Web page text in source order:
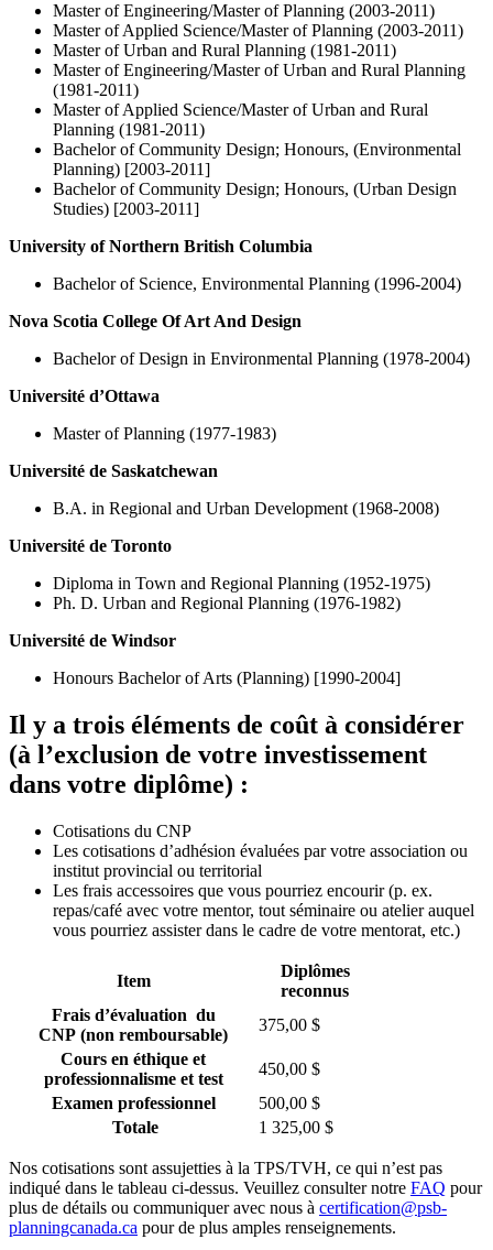
Master of Engineering/Master of Planning (2003-2011)
Master of Applied Science/Master of Planning (2003-2011)
Master of Urban and Rural Planning (1981-2011)
Master of Engineering/Master of Urban and Rural Planning
(1981-2011)
Master of Applied Science/Master of Urban and Rural
Planning (1981-2011)
Bachelor of Community Design; Honours, (Environmental
Planning) [2003-2011]
Bachelor of Community Design; Honours, (Urban Design
Studies) [2003-2011]
University of Northern British Columbia
Bachelor of Science, Environmental Planning (1996-2004)
Nova Scotia College Of Art And Design
Bachelor of Design in Environmental Planning (1978-2004)
Université d’Ottawa
Master of Planning (1977-1983)
Université de Saskatchewan
B.A. in Regional and Urban Development (1968-2008)
Université de Toronto
Diploma in Town and Regional Planning (1952-1975)
Ph. D. Urban and Regional Planning (1976-1982)
Université de Windsor
Honours Bachelor of Arts (Planning) [1990-2004]
Il y a trois éléments de coût à considérer
(à l’exclusion de votre investissement
dans votre diplôme) :
Cotisations du CNP
Les cotisations d’adhésion évaluées par votre association ou
institut provincial ou territorial
Les frais accessoires que vous pourriez encourir (p. ex.
repas/café avec votre mentor, tout séminaire ou atelier auquel
vous pourriez assister dans le cadre de votre mentorat, etc.)
Item
Diplômes
reconnus
Frais d’évaluation du
CNP (non remboursable)
375,00 $
Cours en éthique et
professionnalisme et test
450,00 $
Examen professionnel
500,00 $
Totale
1 325,00 $
Nos cotisations sont assujetties à la TPS/TVH, ce qui n’est pas
indiqué dans le tableau ci-dessus. Veuillez consulter notre FAQ pour
plus de détails ou communiquer avec nous à certification@psb-
planningcanada.ca pour de plus amples renseignements.